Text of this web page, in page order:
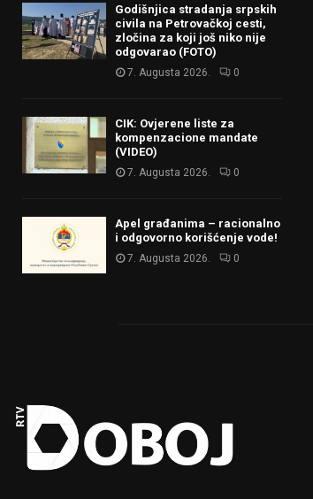
Godišnjica stradanja srpskih
civila na Petrovačkoj cesti,
zločina za koji još niko nije
odgovarao (FOTO)
7. Augusta 2026. 0
CIK: Ovjerene liste za
kompenzacione mandate
(VIDEO)
7. Augusta 2026. 0
Apel građanima – racionalno
i odgovorno korišćenje vode!
7. Augusta 2026. 0